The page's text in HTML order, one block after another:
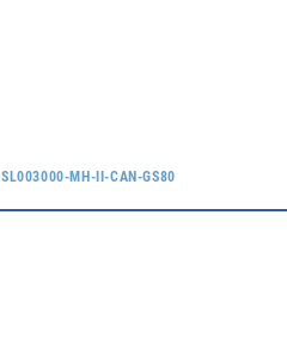
SL003000-MH-II-CAN-GS80